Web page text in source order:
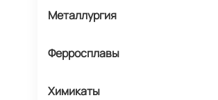
Металлургия
Ферросплавы
Химикаты